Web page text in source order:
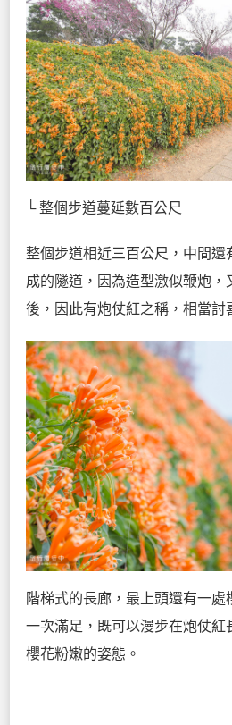
└ 整個步道蔓延數百公尺
整個步道相近三百公尺，中間還
成的隧道，因為造型激似鞭炮，
後，因此有炮仗紅之稱，相當討
階梯式的長廊，最上頭還有一
一次滿足，既可以漫步在炮仗紅
櫻花粉嫩的姿態。